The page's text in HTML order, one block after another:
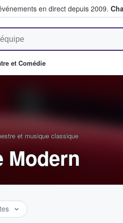
en direct depuis 2009.
et vendent des
et Comédie
et musique classique
Modern